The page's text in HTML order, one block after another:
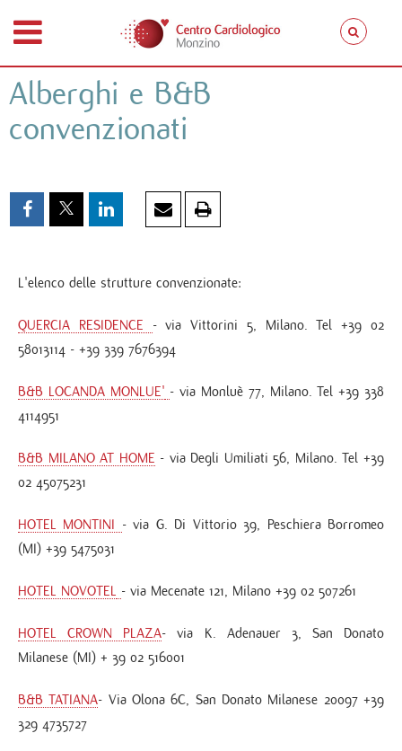
Alberghi e B&B
convenzionati
L'elenco delle strutture convenzionate:
QUERCIA RESIDENCE - via Vittorini 5, Milano. Tel +39 02
58013114 - +39 339 7676394
B&B LOCANDA MONLUE' - via Monluè 77, Milano. Tel +39 338
4114951
B&B MILANO AT HOME - via Degli Umiliati 56, Milano. Tel +39
02 45075231
HOTEL MONTINI - via G. Di Vittorio 39, Peschiera Borromeo
(MI) +39 5475031
HOTEL NOVOTEL - via Mecenate 121, Milano +39 02 507261
HOTEL CROWN PLAZA- via K. Adenauer 3, San Donato
Milanese (MI) + 39 02 516001
B&B TATIANA- Via Olona 6C, San Donato Milanese 20097 +39
329 4735727